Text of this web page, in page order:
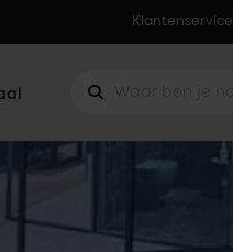
Klantenservice